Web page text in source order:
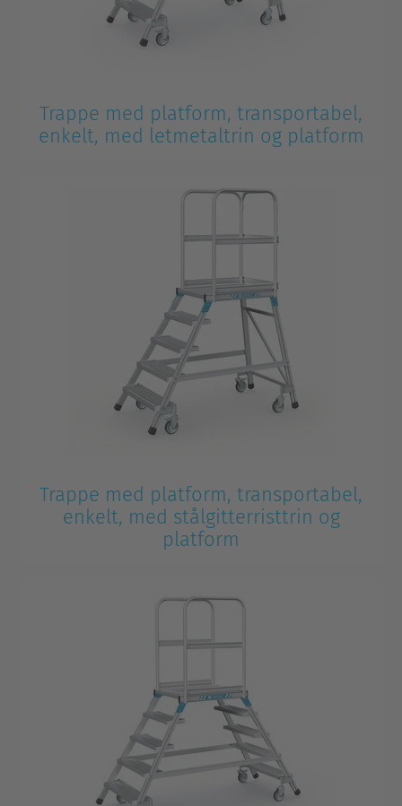
Trappe med platform, transportabel,
enkelt, med letmetaltrin og platform
Trappe med platform, transportabel,
enkelt, med stålgitterristtrin og
platform